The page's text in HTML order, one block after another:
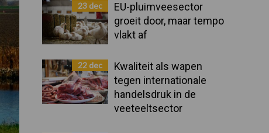
23 dec
EU-pluimveesector
groeit door, maar tempo
vlakt af
22 dec
Kwaliteit als wapen
tegen internationale
handelsdruk in de
veeteeltsector